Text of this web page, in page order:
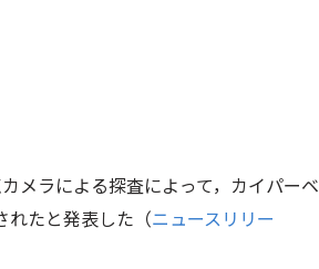
メラによる探査によって，カイパーベ
れたと発表した（ニュースリリー